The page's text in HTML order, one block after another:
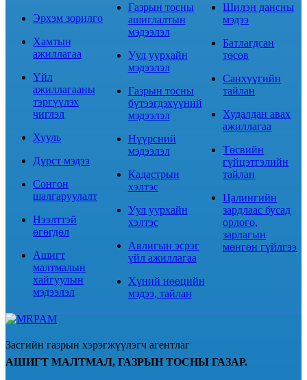
Эрхэм зорилго
Хамтын
ажиллагаа
Үйл
ажиллагааны
тэргүүлэх
чиглэл
Хууль
Дүрст мэдээ
Сонгон
шалгаруулалт
Нээлттэй
өгөгдөл
Ашигт
малтмалын
хайгуулын
мэдээлэл
Газрын тосны
ашиглалтын
мэдээлэл
Уул уурхайн
мэдээлэл
Газрын тосны
бүтээгдэхүүний
мэдээлэл
Нүүрсний
мэдээлэл
Кадастрын
хэлтэс
Уул уурхайн
хэлтэс
Авлигын эсрэг
үйл ажиллагаа
Хүний нөөцийн
мэдээ, тайлан
Шилэн дансны
мэдээ
Батлагдсан
төсөв
Санхүүгийн
тайлан
Худалдан авах
ажиллагаа
Төсвийн
гүйцэтгэлийн
тайлан
Цалингийн
зардлаас бусад
орлого,
зарлагын
мөнгөн гүйлгээ
Засгийн газрын хэрэгжүүлэгч агентлаг
АШИГТ МАЛТМАЛ, ГАЗРЫН ТОСНЫ ГАЗАР.